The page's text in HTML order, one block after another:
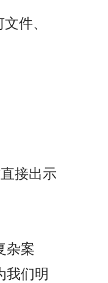
件、
接出示
杂案
我们明